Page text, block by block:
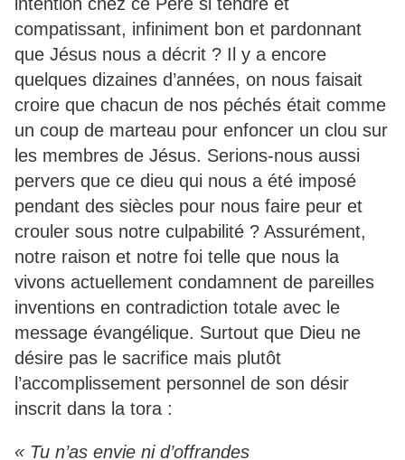
compatissant, infiniment bon et pardonnant
que Jésus nous a décrit ? Il y a encore
quelques dizaines d’années, on nous faisait
croire que chacun de nos péchés était comme
un coup de marteau pour enfoncer un clou sur
les membres de Jésus. Serions-nous aussi
pervers que ce dieu qui nous a été imposé
pendant des siècles pour nous faire peur et
crouler sous notre culpabilité ? Assurément,
notre raison et notre foi telle que nous la
vivons actuellement condamnent de pareilles
inventions en contradiction totale avec le
message évangélique. Surtout que Dieu ne
désire pas le sacrifice mais plutôt
l’accomplissement personnel de son désir
inscrit dans la tora :
« Tu n’as envie ni d’offrandes